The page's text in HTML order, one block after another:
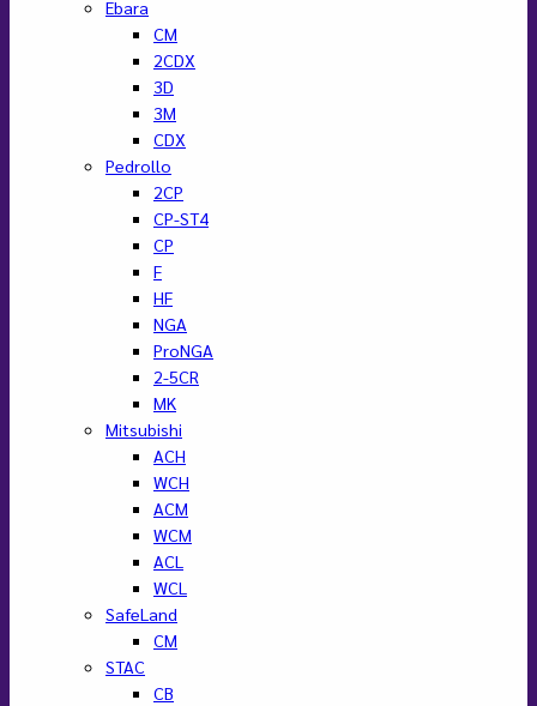
Ebara
CM
2CDX
3D
3M
CDX
Pedrollo
2CP
CP-ST4
CP
F
HF
NGA
ProNGA
2-5CR
MK
Mitsubishi
ACH
WCH
ACM
WCM
ACL
WCL
SafeLand
CM
STAC
CB